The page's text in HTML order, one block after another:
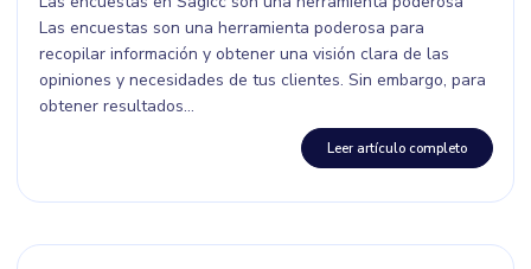
Las encuestas son una herramienta poderosa para
recopilar información y obtener una visión clara de las
opiniones y necesidades de tus clientes. Sin embargo, para
obtener resultados...
Leer artículo completo